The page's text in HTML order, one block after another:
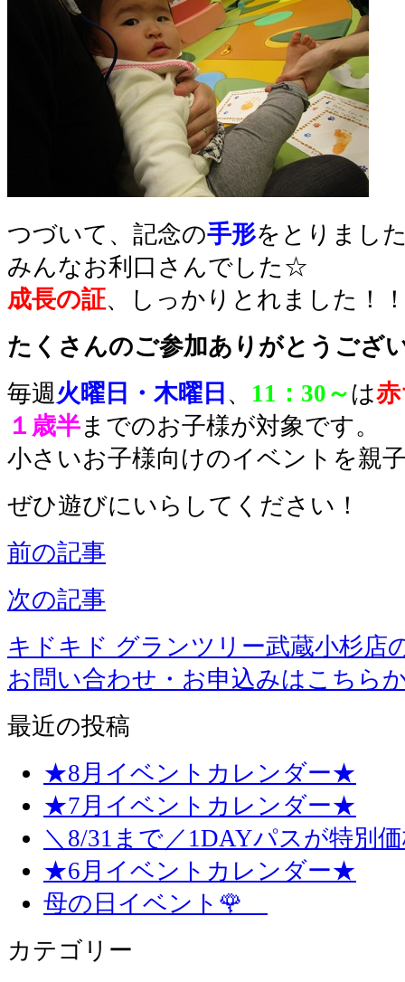
つづいて、記念の手形をとりまし
みんなお利口さんでした☆
成長の証、しっかりとれました！
たくさんのご参加ありがとうござ
毎週火曜日・木曜日 、 11：30～ は
１歳半までのお子様が対象です。
小さいお子様向けのイベントを親
ぜひ遊びにいらしてください！
前の記事
次の記事
キドキド グランツリー武蔵小杉店
お問い合わせ・お申込みはこちら
最近の投稿
★8月イベントカレンダー★
★7月イベントカレンダー★
＼8/31まで／1DAYパスが特別
★6月イベントカレンダー★
母の日イベント🌹
カテゴリー